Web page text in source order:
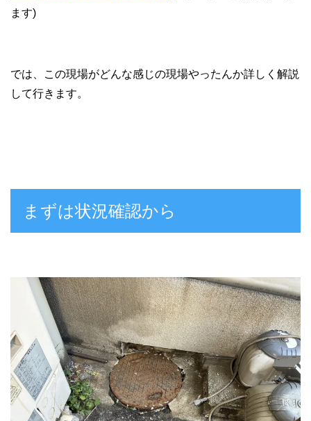
ます)
では、この現場がどんな感じの現場やったんか詳しく解説
して行きます。
まずは状況確認から